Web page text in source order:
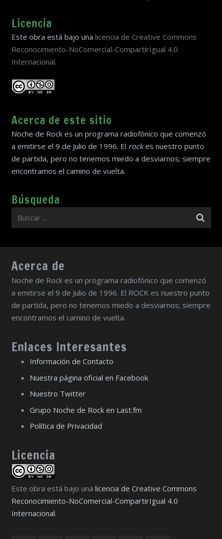
Licencia
Este obra está bajo una licencia de Creative Commons
Reconocimiento-NoComercial-CompartirIgual 4.0
Internacional.
Acerca de este sitio
Noche de Rock es un programa radiofónico que comenzó
a emitirse el 9 de Julio de 1996. El rockes nuestro punto
de partida, pero no tenemos miedo a desviarnos; siempre
encontramos el camino de vuelta.
Búsqueda
Acerca de
Noche de Rock es un programa radiofónico que comenzó
a emitirse el 9 de Julio de 1996. El ROCK es nuestro punto
de partida, pero no tenemos miedo a desviarnos; siempre
encontramos el camino de vuelta.
Enlaces Interesantes
Información de Contacto
Nuestra página oficial en Facebook
Nuestro Twitter
Grupo Noche de Rock en Last.fm
Política de Privacidad
Licencia
Este obra está bajo una licencia de Creative Commons
Reconocimiento-NoComercial-CompartirIgual 4.0
Internacional.